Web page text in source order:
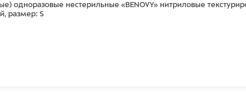
одноразовые нестерильные «BENOVY» нитриловые
размер: S